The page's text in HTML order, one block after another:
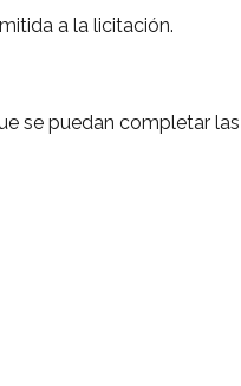
a la licitación.
se puedan completar